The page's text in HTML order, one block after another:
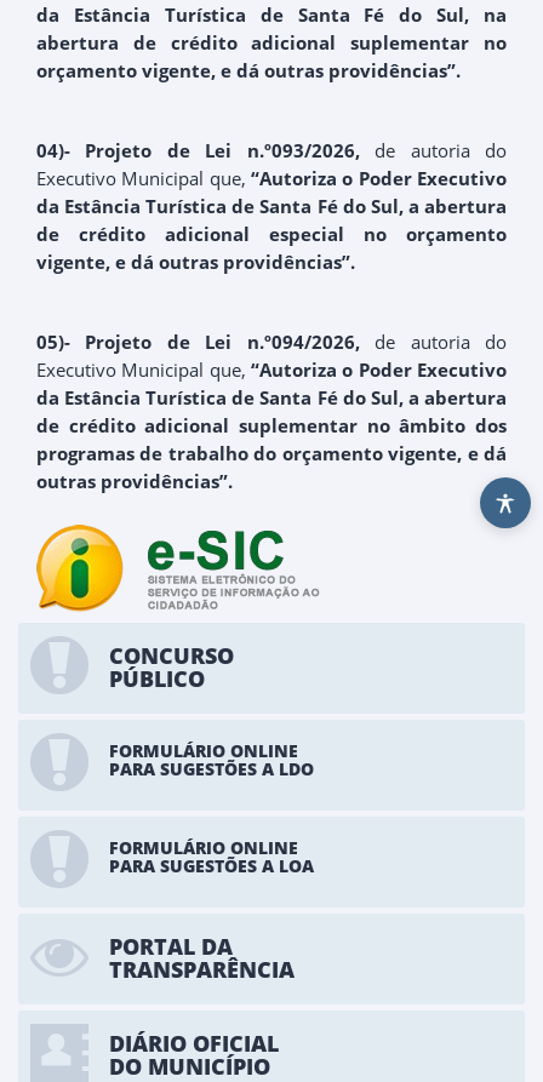
da Estância Turística de Santa Fé do Sul, na
abertura de crédito adicional suplementar no
orçamento vigente, e dá outras providências”.
04)- Projeto de Lei n.º093/2026,de autoria do
Executivo Municipal que, “Autoriza o Poder Executivo
da Estância Turística de Santa Fé do Sul, a abertura
de crédito adicional especial no orçamento
vigente, e dá outras providências”.
05)- Projeto de Lei n.º094/2026,de autoria do
Executivo Municipal que, “Autoriza o Poder Executivo
da Estância Turística de Santa Fé do Sul, a abertura
de crédito adicional suplementar no âmbito dos
programas de trabalho do orçamento vigente, e dá
outras providências”.
CONCURSO
PÚBLICO
FORMULÁRIO ONLINE
PARA SUGESTÕES A LDO
FORMULÁRIO ONLINE
PARA SUGESTÕES A LOA
PORTAL DA
TRANSPARÊNCIA
DIÁRIO OFICIAL
DO MUNICÍPIO